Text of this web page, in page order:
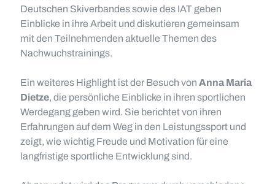
Deutschen Skiverbandes sowie des IAT geben
Einblicke in ihre Arbeit und diskutieren gemeinsam
mit den Teilnehmenden aktuelle Themen des
Nachwuchstrainings.
Ein weiteres Highlight ist der Besuch von Anna Maria
Dietze, die persönliche Einblicke in ihren sportlichen
Werdegang geben wird. Sie berichtet von ihren
Erfahrungen auf dem Weg in den Leistungssport und
zeigt, wie wichtig Freude und Motivation für eine
langfristige sportliche Entwicklung sind.